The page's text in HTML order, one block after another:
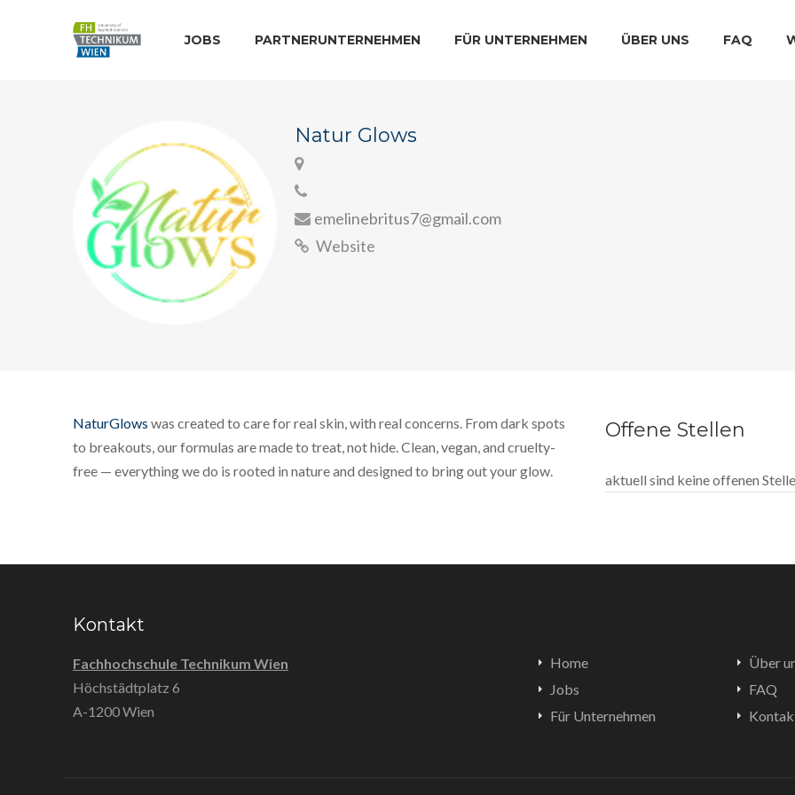
JOBS PARTNERUNTERNEHMEN FÜR UNTERNEHMEN ÜBER UNS FAQ
Natur Glows
emelinebritus7@gmail.com
Website
NaturGlows was created to care for real skin, with real concerns. From dark spots
to breakouts, our formulas are made to treat, not hide. Clean, vegan, and cruelty-
free — everything we do is rooted in nature and designed to bring out your glow.
Offene Stellen
aktuell sind keine offenen
Kontakt
Fachhochschule Technikum Wien
Höchstädtplatz 6
A-1200 Wien
Home
Jobs
Für Unternehmen
Über
FAQ